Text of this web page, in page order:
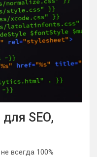
SEO,
всегда 100%